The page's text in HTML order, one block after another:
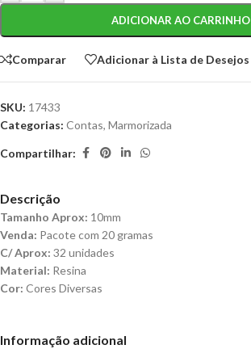
ADICIONAR AO CARRINHO
Comparar Adicionar à Lista de Desejos
SKU: 17433
Categorias: Contas, Marmorizada
Compartilhar:
Descrição
Tamanho Aprox: 10mm
Venda: Pacote com 20 gramas
C/ Aprox: 32 unidades
Material: Resina
Cor: Cores Diversas
Informação adicional